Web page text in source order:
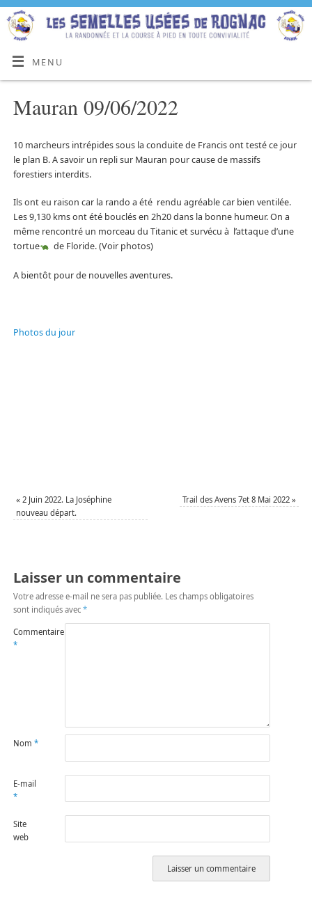
MENU
Mauran 09/06/2022
10 marcheurs intrépides sous la conduite de Francis ont testé ce jour
le plan B. A savoir un repli sur Mauran pour cause de massifs
forestiers interdits.
Ils ont eu raison car la rando a été rendu agréable car bien ventilée.
Les 9,130 kms ont été bouclés en 2h20 dans la bonne humeur. On a
même rencontré un morceau du Titanic et survécu à l’attaque d’une
tortue
de Floride. (Voir photos)
A bientôt pour de nouvelles aventures.
Photos du jour
« 2 Juin 2022. La Joséphine
nouveau départ.
Trail des Avens 7et 8 Mai 2022»
Laisser un commentaire
Votre adresse e-mail ne sera pas publiée. Les champs obligatoires
sont indiqués avec *
Commentaire
*
Nom *
E-mail
*
Site
web